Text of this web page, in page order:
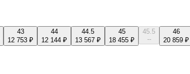
43
12 753 ₽
44
12 144 ₽
44.5
13 567 ₽
45
18 455 ₽
45.5
--
46
20 859 ₽